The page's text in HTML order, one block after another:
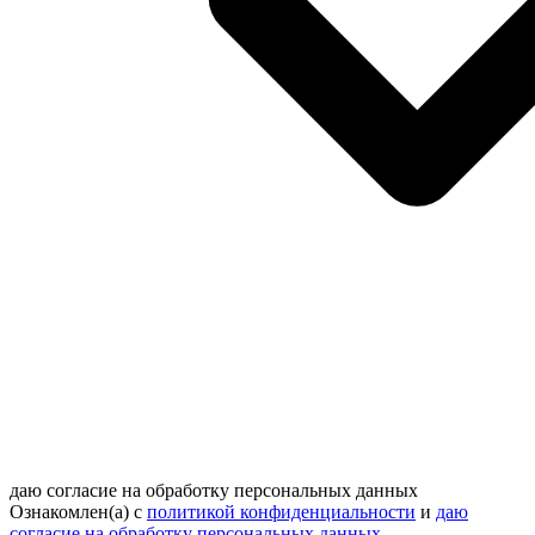
даю согласие на обработку персональных данных
Ознакомлен(а) с политикой конфиденциальности и даю